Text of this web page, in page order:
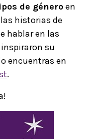
de géneroen
historias de
hablar en las
su
encuentras en
.